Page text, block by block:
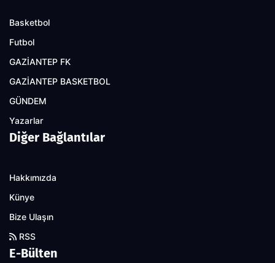
Basketbol
Futbol
GAZİANTEP FK
GAZİANTEP BASKETBOL
GÜNDEM
Yazarlar
Diğer Bağlantılar
Hakkımızda
Künye
Bize Ulaşın
RSS
E-Bülten